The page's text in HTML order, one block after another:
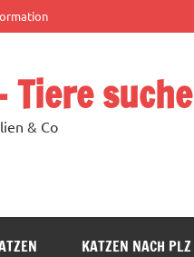
& Co
KATZEN NACH PLZ